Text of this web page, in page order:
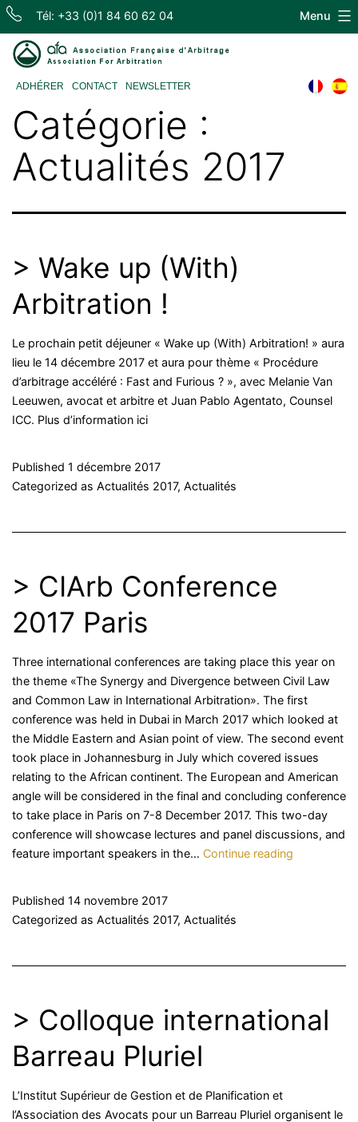
Skip
content
Tél: +33 (0)1 84 60 62 04
d'Arbitrage
ADHÉRER CONTACT NEWSLETTER
Menu
Catégorie :
Actualités 2017
> Wake up (With)
Arbitration !
Le prochain petit déjeuner « Wake up (With) Arbitration! » aura
lieu le 14 décembre 2017 et aura pour thème « Procédure
d’arbitrage accéléré : Fast and Furious ? », avec Melanie Van
Leeuwen, avocat et arbitre et Juan Pablo Agentato, Counsel
ICC. Plus d’information ici
Published 1 décembre 2017
Categorized as Actualités 2017, Actualités
> CIArb Conference
2017 Paris
Three international conferences are taking place this year on
the theme «The Synergy and Divergence between Civil Law
and Common Law in International Arbitration». The first
conference was held in Dubai in March 2017 which looked at
the Middle Eastern and Asian point of view. The second event
took place in Johannesburg in July which covered issues
relating to the African continent. The European and American
angle will be considered in the final and concluding conference
to take place in Paris on 7-8 December 2017. This two-day
conference will showcase lectures and panel discussions, and
feature important speakers in the… Continue reading
Published 14 novembre 2017
Categorized as Actualités 2017, Actualités
> Colloque international
Barreau Pluriel
L’Institut Supérieur de Gestion et de Planification et
l’Association des Avocats pour un Barreau Pluriel organisent le